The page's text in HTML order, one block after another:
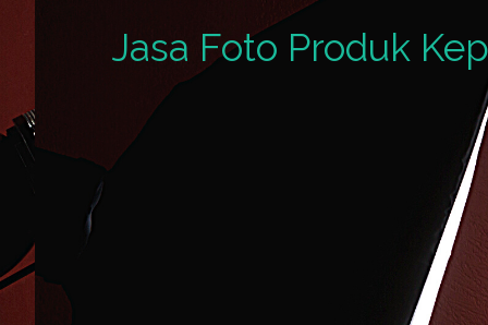
Jasa Foto Produk